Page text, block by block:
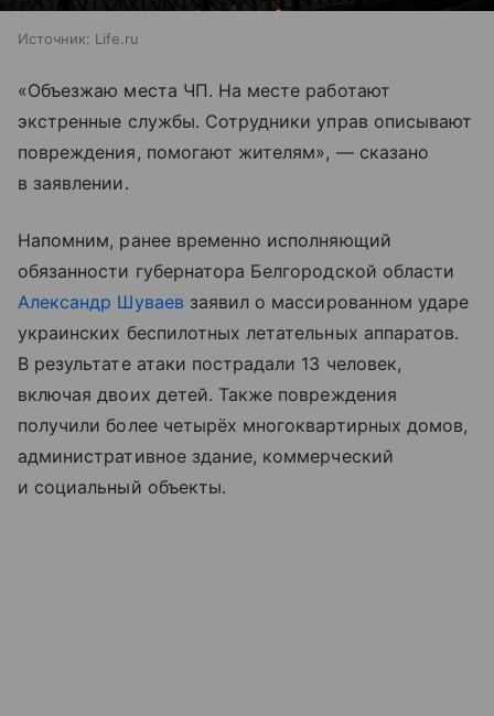
Источник: Life.ru
«Объезжаю места ЧП. На месте работают
экстренные службы. Сотрудники управ описывают
повреждения, помогают жителям», — сказано
в заявлении.
Напомним, ранее временно исполняющий
обязанности губернатора Белгородской области
Александр Шуваев заявил о массированном ударе
украинских беспилотных летательных аппаратов.
В результате атаки пострадали 13 человек,
включая двоих детей. Также повреждения
получили более четырёх многоквартирных домов,
административное здание, коммерческий
и социальный объекты.